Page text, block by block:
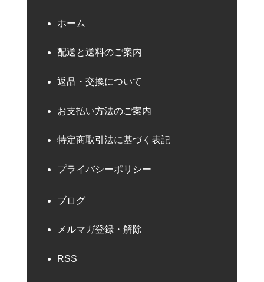
ホーム
配送と送料のご案内
返品・交換について
お支払い方法のご案内
特定商取引法に基づく表記
プライバシーポリシー
ブログ
メルマガ登録・解除
RSS